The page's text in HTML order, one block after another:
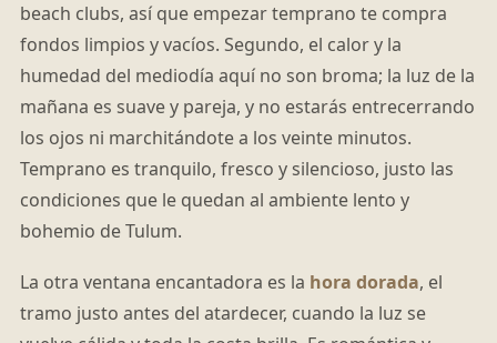
beach clubs, así que empezar temprano te compra
fondos limpios y vacíos. Segundo, el calor y la
humedad del mediodía aquí no son broma; la luz de la
mañana es suave y pareja, y no estarás entrecerrando
los ojos ni marchitándote a los veinte minutos.
Temprano es tranquilo, fresco y silencioso, justo las
condiciones que le quedan al ambiente lento y
bohemio de Tulum.
La otra ventana encantadora es la hora dorada, el
tramo justo antes del atardecer, cuando la luz se